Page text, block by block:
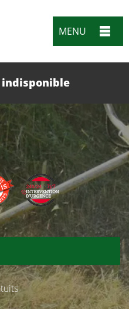
MENU
indisponible